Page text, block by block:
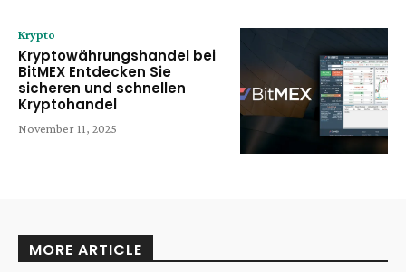
Krypto
Kryptowährungshandel bei
BitMEX Entdecken Sie
sicheren und schnellen
Kryptohandel
November 11, 2025
MORE ARTICLE